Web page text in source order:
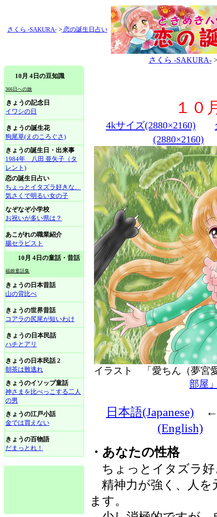
さくら -SAKURA- >恋の誕生日占い
さくら -SAKURA-
10月 4日の豆知識
366日への旅
きょうの記念日
イワシの日
きょうの誕生花
狗尾草(えのころぐさ)
きょうの誕生日・出来事
1984年 八田 亜矢子（タ
レント)
恋の誕生日占い
ちょっとイタズラ好きな、
気さくで明るい女の子
なぞなぞ小学校
お祝いが多い県は？
あこがれの職業紹介
腸セラピスト
10月 4日の童話・昔話
福娘童話集
きょうの日本昔話
山の背比べ
きょうの世界昔話
コアラの尻尾が短いわけ
きょうの日本民話
ハチとアリ
きょうの日本民話 2
朝茶は難逃れ
きょうのイソップ童話
神さまを比べっこする二人
の男
きょうの江戸小話
金では買えない
きょうの百物語
だまっとれ！
１０
4kサイズ(2880×2160)
(2880×2160)
イラスト 「愛ちん（夢
部屋
日本語(Japanese)
(English)
・あなたの性格
ちょっとイタズラ好
精神力が強く、人を
ます。